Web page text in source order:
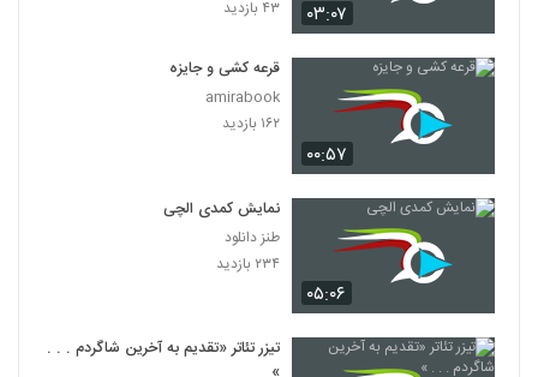
۰۳:۰۷
۴۳ بازدید
۰۰:۵۷
قرعه کشی و جایزه
amirabook
۱۶۲ بازدید
۰۵:۰۶
نمایش کمدی الچی
طنز دانلود
۲۳۴ بازدید
تیزر تئاتر «تقدیم به آخرین شاگردم . . .